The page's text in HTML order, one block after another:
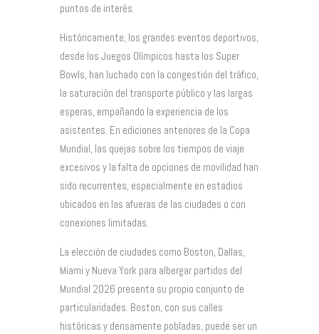
puntos de interés.
Históricamente, los grandes eventos deportivos,
desde los Juegos Olímpicos hasta los Super
Bowls, han luchado con la congestión del tráfico,
la saturación del transporte público y las largas
esperas, empañando la experiencia de los
asistentes. En ediciones anteriores de la Copa
Mundial, las quejas sobre los tiempos de viaje
excesivos y la falta de opciones de movilidad han
sido recurrentes, especialmente en estadios
ubicados en las afueras de las ciudades o con
conexiones limitadas.
La elección de ciudades como Boston, Dallas,
Miami y Nueva York para albergar partidos del
Mundial 2026 presenta su propio conjunto de
particularidades. Boston, con sus calles
históricas y densamente pobladas, puede ser un